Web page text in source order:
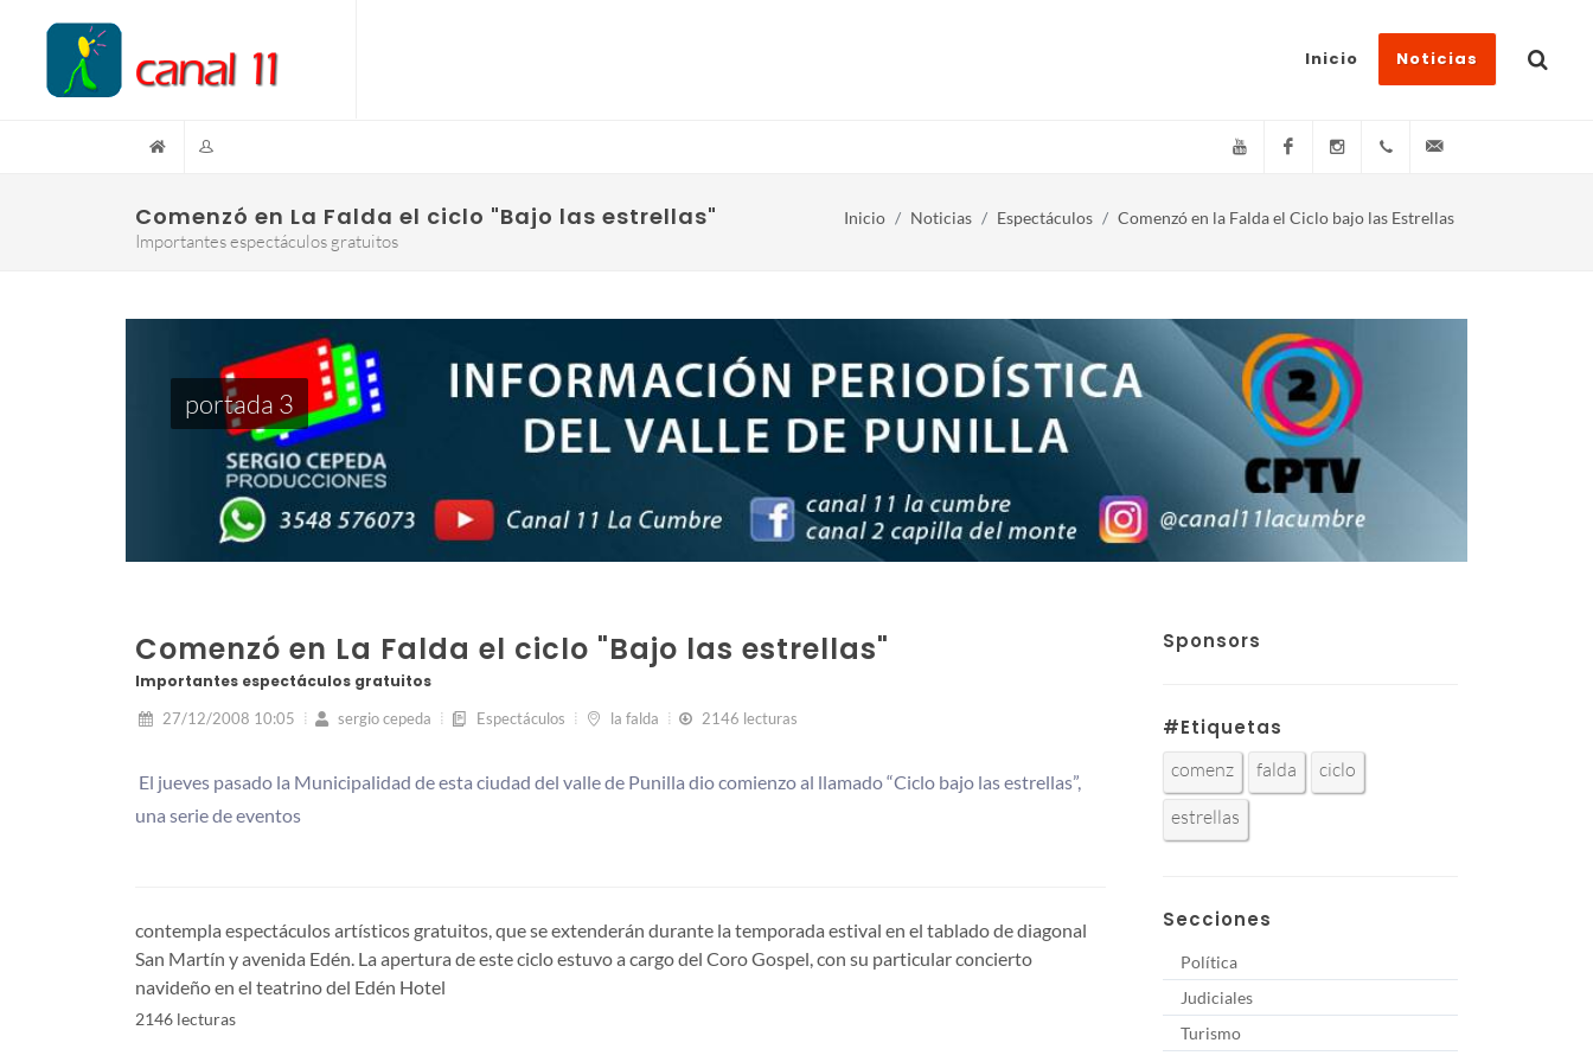
Inicio Noticias
YouTube FacebookInstagram(+54)(9)3548-576073
Comenzó en La Falda el ciclo "Bajo las estrellas"
Importantes espectáculos gratuitos
Inicio Noticias Espectáculos Comenzó en la Falda el Ciclo bajo las Estrellas
portada 3
Comenzó en La Falda el ciclo "Bajo las estrellas"
Importantes espectáculos gratuitos
27/12/2008 10:05 sergio cepeda Espectáculos la falda 2146 lecturas
El jueves pasado la Municipalidad de esta ciudad del valle de Punilla dio comienzo al llamado “Ciclo bajo las estrellas”,
una serie de eventos
contempla espectáculos artísticos gratuitos, que se extenderán durante la temporada estival en el tablado de diagonal
San Martín y avenida Edén. La apertura de este ciclo estuvo a cargo del Coro Gospel, con su particular concierto
navideño en el teatrino del Edén Hotel
2146 lecturas
Sponsors
#Etiquetas
comenz falda
ciclo
estrellas
Secciones
Política
Judiciales
Turismo